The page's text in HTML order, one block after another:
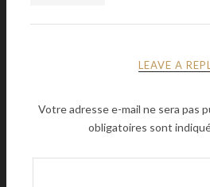
LEAVE A
Votre adresse e-mail ne sera pas
obligatoires sont